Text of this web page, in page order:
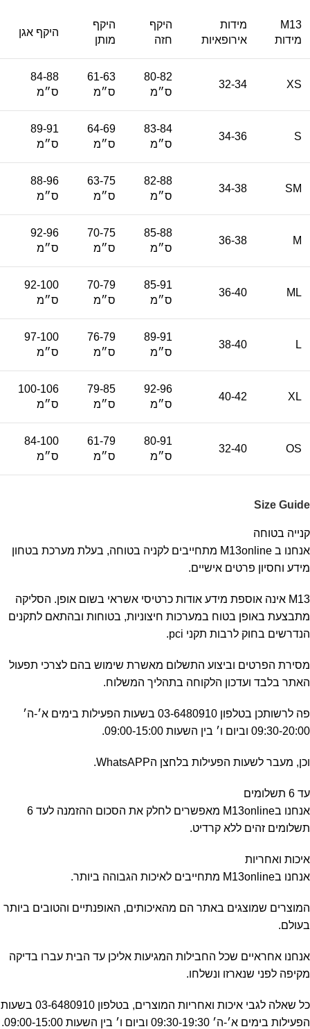
M13
מידות
מידות
אירופאיות
היקף
חזה
היקף
מותן
היקף אגן
XS
32-34
80-82
ס״מ
61-63
ס״מ
84-88
ס״מ
S
34-36
83-84
ס״מ
64-69
ס״מ
89-91
ס״מ
SM
34-38
82-88
ס״מ
63-75
ס״מ
88-96
ס״מ
M
36-38
85-88
ס״מ
70-75
ס״מ
92-96
ס״מ
ML
36-40
85-91
ס״מ
70-79
ס״מ
92-100
ס״מ
L
38-40
89-91
ס״מ
76-79
ס״מ
97-100
ס״מ
XL
40-42
92-96
ס״מ
79-85
ס״מ
100-106
ס״מ
OS
32-40
80-91
ס״מ
61-79
ס״מ
84-100
ס״מ
Size Guide
קנייה בטוחה
אנחנו ב M13online מתחייבים לקניה בטוחה, בעלת מערכת בטחון
מידע וחסיון פרטים אישיים.
M13 אינה אוספת מידע אודות כרטיסי אשראי בשום אופן. הסליקה
מתבצעת באופן בטוח במערכות חיצוניות, בטוחות ובהתאם לתקנים
הנדרשים בחוק לרבות תקני pci.
מסירת הפרטים וביצוע התשלום מאשרת שימוש בהם לצרכי תפעול
האתר בלבד ועדכון הלקוחה בתהליך המשלוח.
פה לרשותכן בטלפון 03-6480910 בשעות הפעילות בימים א׳-ה׳
09:30-20:00 וביום ו׳ בין השעות 09:00-15:00.
וכן, מעבר לשעות הפעילות בלחצן הWhatsAPP.
עד 6 תשלומים
אנחנו בM13online מאפשרים לחלק את הסכום ההזמנה לעד 6
תשלומים זהים ללא קרדיט.
איכות ואחריות
אנחנו בM13online מתחייבים לאיכות הגבוהה ביותר.
המוצרים שמוצגים באתר הם מהאיכותים, האופנתיים והטובים ביותר
בעולם.
אנחנו אחראיים שכל החבילות המגיעות אליכן עד הבית עברו בדיקה
מקיפה לפני שנארזו ונשלחו.
כל שאלה לגבי איכות ואחריות המוצרים, בטלפון 03-6480910 בשעות
הפעילות בימים א׳-ה׳ 09:30-19:30 וביום ו׳ בין השעות 09:00-15:00.